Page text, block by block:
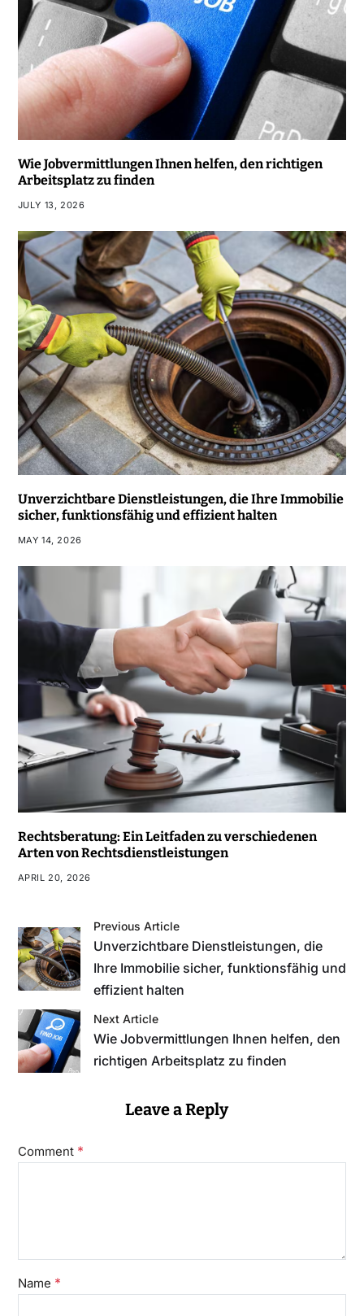
Wie Jobvermittlungen Ihnen helfen, den richtigen
Arbeitsplatz zu finden
JULY 13, 2026
Unverzichtbare Dienstleistungen, die Ihre Immobilie
sicher, funktionsfähig und effizient halten
MAY 14, 2026
Rechtsberatung: Ein Leitfaden zu verschiedenen
Arten von Rechtsdienstleistungen
APRIL 20, 2026
Previous Article
Unverzichtbare Dienstleistungen, die
Ihre Immobilie sicher, funktionsfähig und
effizient halten
Next Article
Wie Jobvermittlungen Ihnen helfen, den
richtigen Arbeitsplatz zu finden
Leave a Reply
Comment *
Name *